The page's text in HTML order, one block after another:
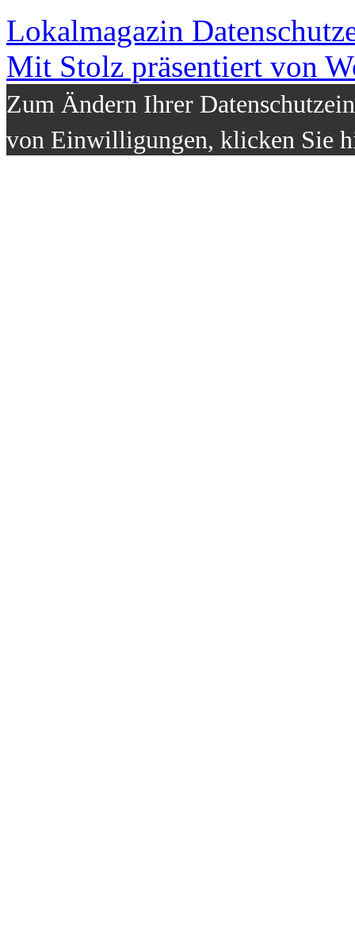
Lokalmagazin
Mit Stolz präsentiert von
Zum Ändern Ihrer
von Einwilligungen, klicken Sie